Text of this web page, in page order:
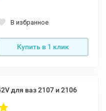
В избранное
Купить в 1 клик
для ваз 2107 и 2106